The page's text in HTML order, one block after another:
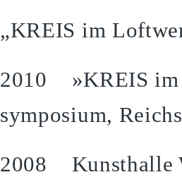
„KREIS im
2010 »KREIS im
symposium,
2008 Kunsthalle